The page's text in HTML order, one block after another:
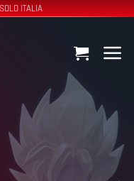
ITALIA